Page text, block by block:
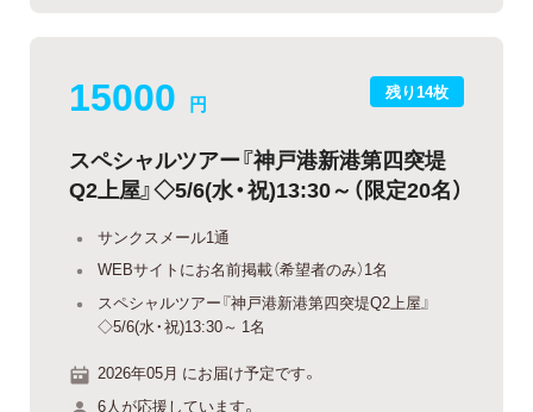
残り14枚
15000 円
スペシャルツアー『神戸港新港第四突堤
Q2上屋』◇5/6(水・祝)13:30～（限定20名）
サンクスメール1通
WEBサイトにお名前掲載（希望者のみ）1名
スペシャルツアー『神戸港新港第四突堤Q2上屋』
◇5/6(水・祝)13:30～ 1名
2026年05月 にお届け予定です。
6人が応援しています。